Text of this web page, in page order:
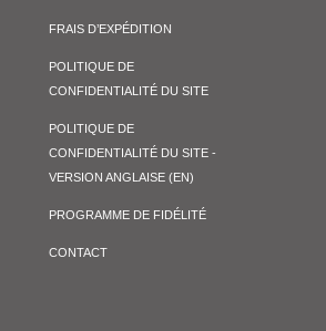
FRAIS D’EXPÉDITION
POLITIQUE DE
CONFIDENTIALITÉ DU SITE
POLITIQUE DE
CONFIDENTIALITÉ DU SITE -
VERSION ANGLAISE (EN)
PROGRAMME DE FIDÉLITÉ
CONTACT